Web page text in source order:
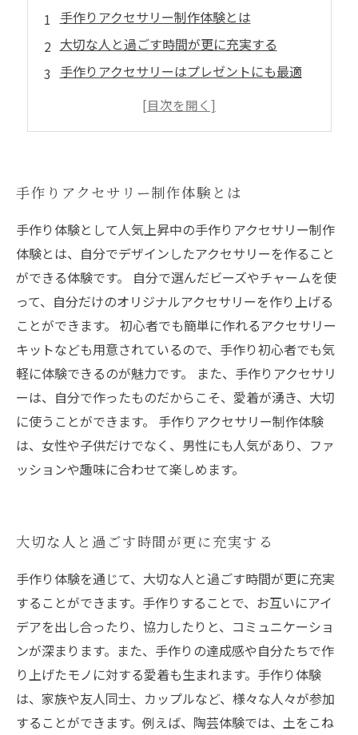
手作りアクセサリー制作体験とは
大切な人と過ごす時間が更に充実する
手作りアクセサリーはプレゼントにも最適
自分だけのオリジナルアクセサリーが作れる
手作りアクセサリー制作体験とは
手作り体験として人気上昇中の手作りアクセサリー制作
体験とは、自分でデザインしたアクセサリーを作ること
ができる体験です。 自分で選んだビーズやチャームを使
って、自分だけのオリジナルアクセサリーを作り上げる
ことができます。 初心者でも簡単に作れるアクセサリー
キットなども用意されているので、手作り初心者でも気
軽に体験できるのが魅力です。 また、手作りアクセサリ
ーは、自分で作ったものだからこそ、愛着が湧き、大切
に使うことができます。 手作りアクセサリー制作体験
は、女性や子供だけでなく、男性にも人気があり、ファ
ッションや趣味に合わせて楽しめます。
大切な人と過ごす時間が更に充実する
手作り体験を通じて、大切な人と過ごす時間が更に充実
することができます。手作りすることで、お互いにアイ
デアを出し合ったり、協力したりと、コミュニケーショ
ンが深まります。また、手作りの達成感や自分たちで作
り上げたモノに対する愛着も生まれます。手作り体験
は、家族や友人同士、カップルなど、様々な人々が参加
することができます。例えば、陶芸体験では、土をこね